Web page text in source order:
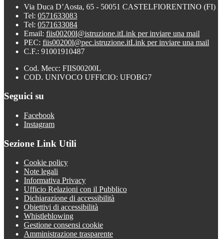
Via Duca D’Aosta, 65 - 50051 CASTELFIORENTINO (FI)
Tel: 0571633083
Tel: 0571633084
Email: fiis00200l@istruzione.itLink per inviare una mail
PEC: fiis00200l@pec.istruzione.itLink per inviare una mail
C.F.: 91001910487
Cod. Mecc: FIIS00200L
COD. UNIVOCO UFFICIO: UFOBG7
Seguici su
Facebook
Instagram
Sezione Link Utili
Cookie policy
Note legali
Informativa Privacy
Ufficio Relazioni con il Pubblico
Dichiarazione di accessibilità
Obiettivi di accessibilità
Whistleblowing
Gestione consensi cookie
Amministrazione trasparente